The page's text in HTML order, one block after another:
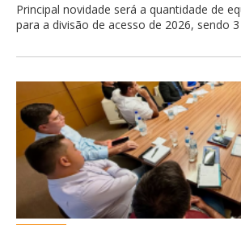
Principal novidade será a quantidade de
para a divisão de acesso de 2026, sendo